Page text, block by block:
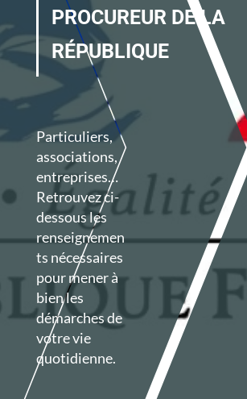
PROCUREUR DE LA
RÉPUBLIQUE
Particuliers,
associations,
entreprises…
Retrouvez ci-
dessous les
renseignemen
ts nécessaires
pour mener à
bien les
démarches de
votre vie
quotidienne.